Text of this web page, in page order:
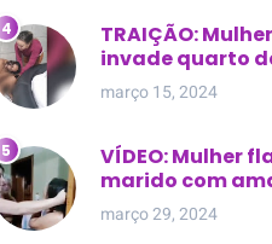
TRAIÇÃO: Mulher
invade quarto
motel e encontra
marido com
março 15, 2024
VÍDEO: Mulher
marido com
dentro da própria
residência
março 29, 2024